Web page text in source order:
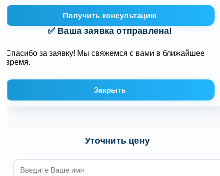
Получить консультацию
✅ Ваша заявка отправлена!
за заявку! Мы свяжемся с вами в ближайшее
Закрыть
Уточнить цену